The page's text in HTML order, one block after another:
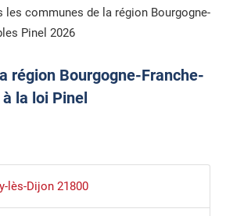
les communes de la région Bourgogne-
Pinel 2026
région Bourgogne-Franche-
la loi Pinel
lès-Dijon 21800